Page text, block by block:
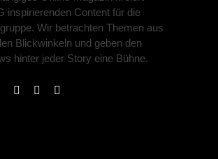
inspirierenden Content für die
Wir betrachten Themen aus
Blickwinkeln und geben den
hinter jeder Story eine Bühne.